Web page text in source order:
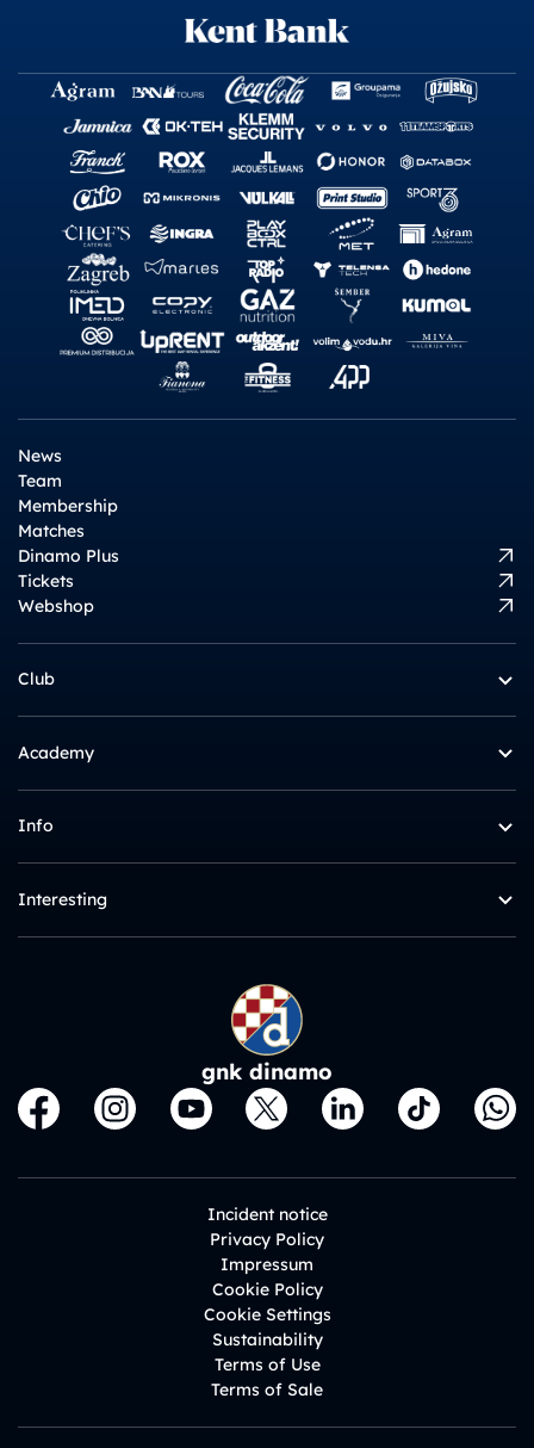
News
Team
Membership
Matches
Dinamo Plus
Tickets
Webshop
Club
Academy
Info
Interesting
gnk dinamo
Incident notice
Privacy Policy
Impressum
Cookie Policy
Cookie Settings
Sustainability
Terms of Use
Terms of Sale